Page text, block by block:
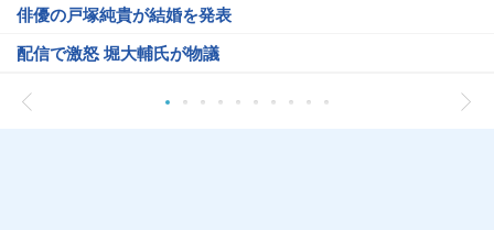
俳優の戸塚純貴が結婚を発表
配信で激怒 堀大輔氏が物議